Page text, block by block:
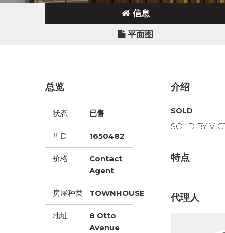
信息
平面图
总览
状态 已售
#ID 1650482
价格
Contact
Agent
房屋种类 TOWNHOUSE
地址
8 Otto
Avenue
介绍
SOLD
SOLD BY
特点
代理人